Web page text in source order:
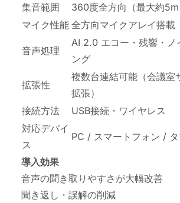
集音範囲
360度全方向（最大約5m
マイク性能 全方向マイクアレイ搭載
音声処理
AI 2.0 エコー・残響・ノ
ング
拡張性
複数台連結可能（会議室
拡張）
接続方法
USB接続・ワイヤレス
対応デバイ
ス
PC / スマートフォン / タ
導入効果
音声の聞き取りやすさが大幅改善
聞き返し・誤解の削減